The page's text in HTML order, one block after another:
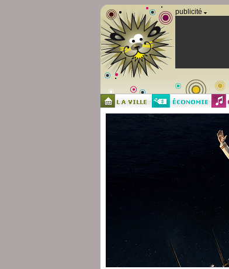
publicité
Panneau de gestion des cookies